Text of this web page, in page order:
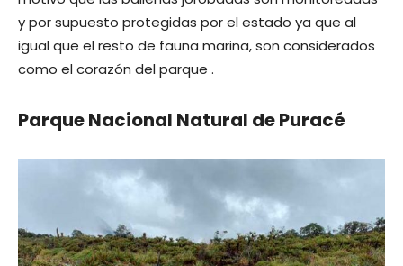
y por supuesto protegidas por el estado ya que al
igual que el resto de fauna marina, son considerados
como el corazón del parque .
Parque Nacional Natural de Puracé